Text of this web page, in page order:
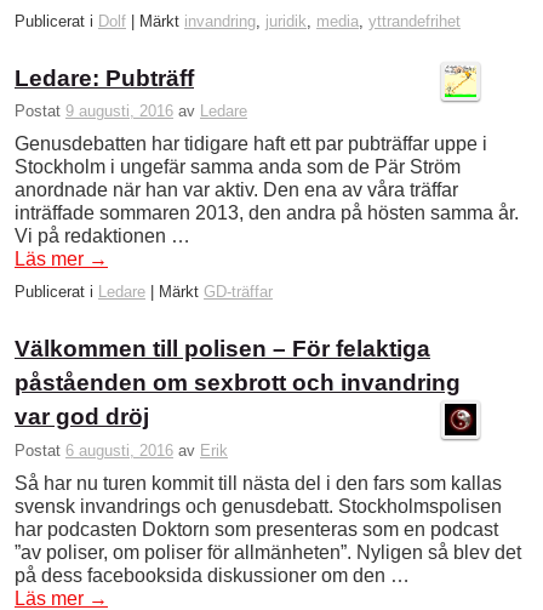
Publicerat i Dolf Märkt invandring juridik media yttrandefrihet
Ledare: Pubträff
Postat 9 augusti, 2016 av Ledare
Genusdebatten har tidigare haft ett par pubträffar uppe i
Stockholm i ungefär samma anda som de Pär Ström
anordnade när han var aktiv. Den ena av våra träffar
inträffade sommaren 2013, den andra på hösten samma år.
Vi på redaktionen …
Läs mer →
Publicerat i Ledare Märkt GD-träffar
Välkommen till polisen – För felaktiga
påståenden om sexbrott och invandring
var god dröj
Postat 6 augusti, 2016 av Erik
Så har nu turen kommit till nästa del i den fars som kallas
svensk invandrings och genusdebatt. Stockholmspolisen
har podcasten Doktorn som presenteras som en podcast
”av poliser, om poliser för allmänheten”. Nyligen så blev det
på dess facebooksida diskussioner om den …
Läs mer →